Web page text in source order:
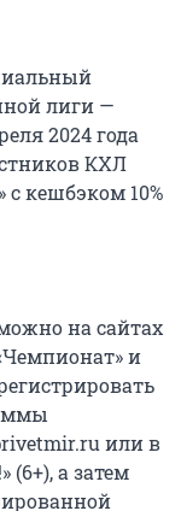
лиги —
2024 года
КХЛ
кешбэком 10%
на сайтах
и
или в
а затем